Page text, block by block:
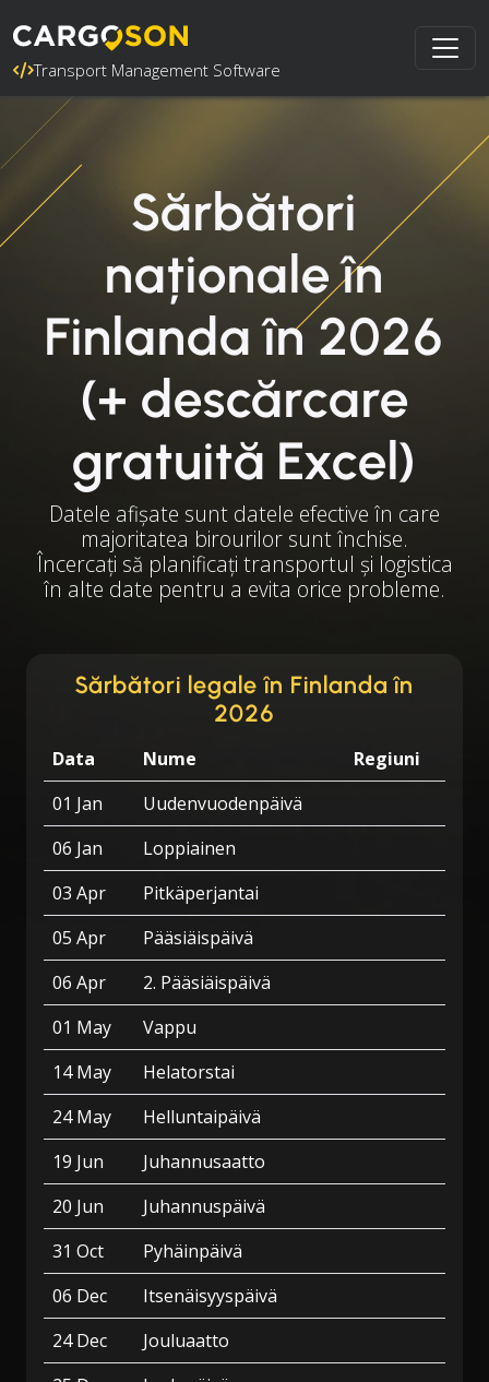
Transport Management Software
Sărbători
naționale în
Finlanda în 2026
(+ descărcare
gratuită Excel)
Datele afișate sunt datele efective în care
majoritatea birourilor sunt închise.
Încercați să planificați transportul și logistica
în alte date pentru a evita orice probleme.
Sărbători legale în Finlanda în
2026
Data Nume
Regiuni
01 Jan
Uudenvuodenpäivä
06 Jan
Loppiainen
03 Apr
Pitkäperjantai
05 Apr
Pääsiäispäivä
06 Apr
2. Pääsiäispäivä
01 May
Vappu
14 May
Helatorstai
24 May
Helluntaipäivä
19 Jun
Juhannusaatto
20 Jun
Juhannuspäivä
31 Oct
Pyhäinpäivä
06 Dec
Itsenäisyyspäivä
24 Dec
Jouluaatto